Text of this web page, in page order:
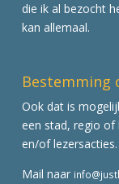
die ik al bezocht
kan allemaal.
Bestemming
Ook dat is
een stad, regio of
en/of lezersacties.
Mail naar